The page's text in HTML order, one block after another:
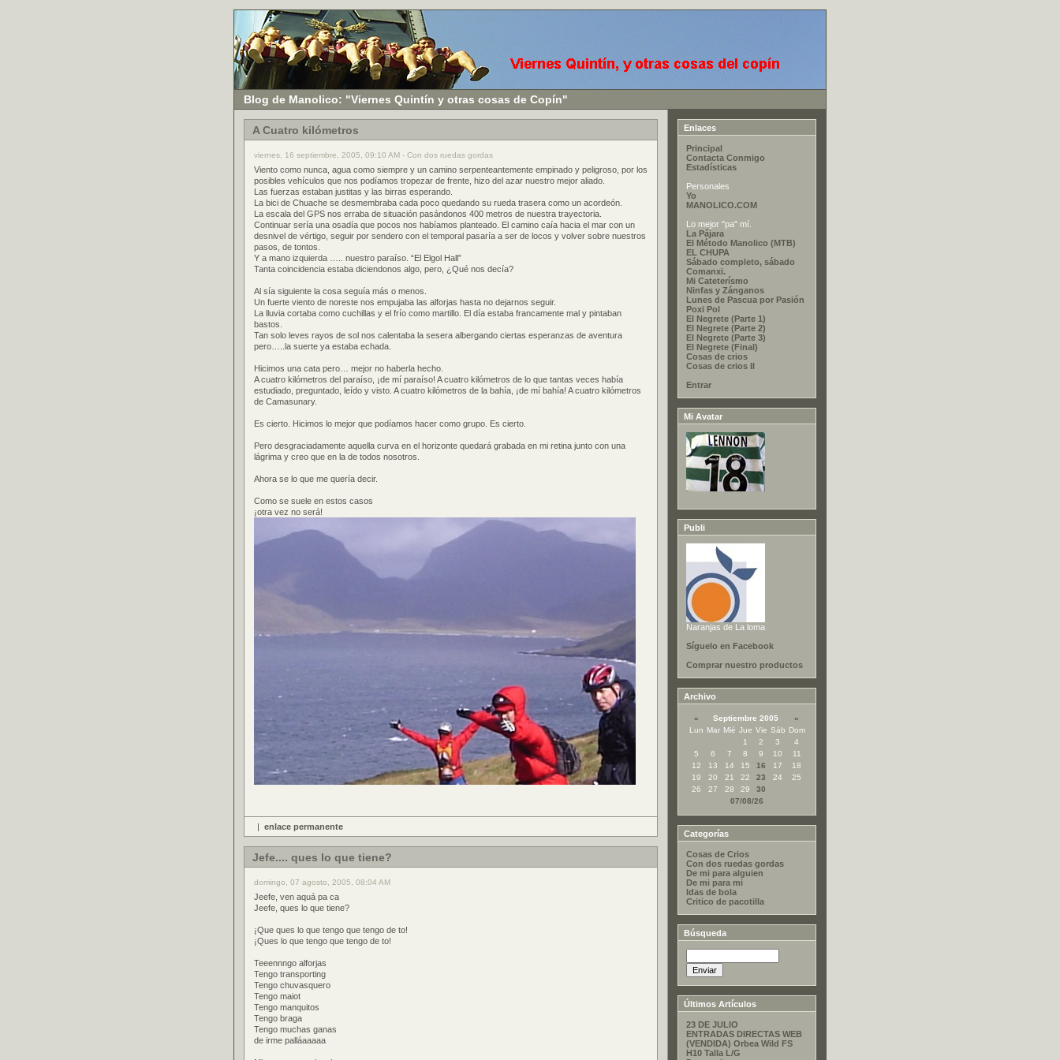
Blog de Manolico: "Viernes Quintín y otras cosas de Copín"
A Cuatro kilómetros
viernes, 16 septiembre, 2005, 09:10 AM - Con dos ruedas gordas
Viento como nunca, agua como siempre y un camino serpenteantemente empinado y peligroso, por los
posibles vehículos que nos podíamos tropezar de frente, hizo del azar nuestro mejor aliado.
Las fuerzas estaban justitas y las birras esperando.
La bici de Chuache se desmembraba cada poco quedando su rueda trasera como un acordeón.
La escala del GPS nos erraba de situación pasándonos 400 metros de nuestra trayectoria.
Continuar sería una osadía que pocos nos habíamos planteado. El camino caía hacia el mar con un
desnivel de vértigo, seguir por sendero con el temporal pasaría a ser de locos y volver sobre nuestros
pasos, de tontos.
Y a mano izquierda ….. nuestro paraíso. “El Elgol Hall”
Tanta coincidencia estaba diciendonos algo, pero, ¿Qué nos decía?
Al sía siguiente la cosa seguía más o menos.
Un fuerte viento de noreste nos empujaba las alforjas hasta no dejarnos seguir.
La lluvia cortaba como cuchillas y el frío como martillo. El día estaba francamente mal y pintaban
bastos.
Tan solo leves rayos de sol nos calentaba la sesera albergando ciertas esperanzas de aventura
pero…..la suerte ya estaba echada.
Hicimos una cata pero… mejor no haberla hecho.
A cuatro kilómetros del paraíso, ¡de mí paraíso! A cuatro kilómetros de lo que tantas veces había
estudiado, preguntado, leído y visto. A cuatro kilómetros de la bahía, ¡de mí bahía! A cuatro kilómetros
de Camasunary.
Es cierto. Hicimos lo mejor que podíamos hacer como grupo. Es cierto.
Pero desgraciadamente aquella curva en el horizonte quedará grabada en mi retina junto con una
lágrima y creo que en la de todos nosotros.
Ahora se lo que me quería decir.
Como se suele en estos casos
¡otra vez no será!
| enlace permanente
Jefe.... ques lo que tiene?
domingo, 07 agosto, 2005, 08:04 AM
Jeefe, ven aquá pa ca
Jeefe, ques lo que tiene?
¡Que ques lo que tengo que tengo de to!
¡Ques lo que tengo que tengo de to!
Teeennngo alforjas
Tengo transporting
Tengo chuvasquero
Tengo maiot
Tengo manquitos
Tengo braga
Tengo muchas ganas
de irme palláaaaaa
Enlaces
Principal
Contacta Conmigo
Estadísticas
Personales
Yo
MANOLICO.COM
Lo mejor "pa" mí.
La Pájara
El Método Manolico (MTB)
EL CHUPA
Sábado completo, sábado
Comanxi.
Mi Cateterísmo
Ninfas y Zánganos
Lunes de Pascua por Pasión
Poxi Pol
El Negrete (Parte 1)
El Negrete (Parte 2)
El Negrete (Parte 3)
El Negrete (Final)
Cosas de crios
Cosas de crios II
Entrar
Mi Avatar
Publi
Naranjas de La loma
Síguelo en Facebook
Comprar nuestro productos
Archivo
« Septiembre 2005
»
Lun Mar Mié Jue Vie Sáb Dom
1
2 3
4
5
6 7 8 9 10
11
12
13 14 15 16 17
18
19
20 21 22 23 24
25
26
27 28 29
30
07/08/26
Categorías
Cosas de Crios
Con dos ruedas gordas
De mi para alguien
De mi para mi
Idas de bola
Critico de pacotilla
Búsqueda
Últimos Artículos
23 DE JULIO
ENTRADAS DIRECTAS WEB
(VENDIDA) Orbea Wild FS
H10 Talla L/G